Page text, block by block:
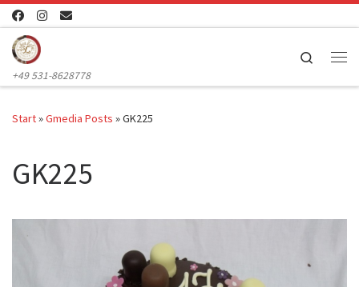
Zum Inhalt springen
+49 531-8628778
Search
Start»Gmedia Posts »GK225
GK225